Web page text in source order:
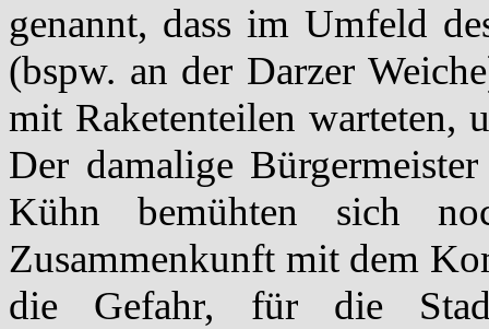
genannt, dass im Umfeld
(bspw. an der Darzer
mit Raketenteilen warteten,
Der damalige
Kühn bemühten sich
Zusammenkunft mit dem
die Gefahr, für die